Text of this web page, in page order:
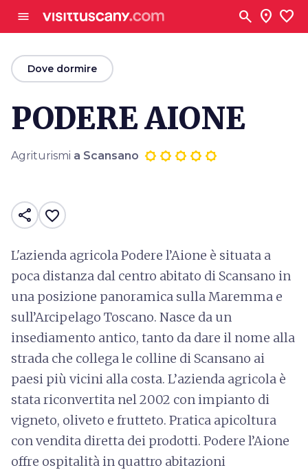
menu search location_on favorite
arrow_backDove dormire
PODERE AIONE
Agriturismi a Scansano
share favorite_border
L'azienda agricola Podere l’Aione è situata a
poca distanza dal centro abitato di Scansano in
una posizione panoramica sulla Maremma e
sull’Arcipelago Toscano. Nasce da un
insediamento antico, tanto da dare il nome alla
strada che collega le colline di Scansano ai
paesi più vicini alla costa. L’azienda agricola è
stata riconvertita nel 2002 con impianto di
vigneto, oliveto e frutteto. Pratica apicoltura
con vendita diretta dei prodotti. Podere l’Aione
offre ospitalità in quattro abitazioni